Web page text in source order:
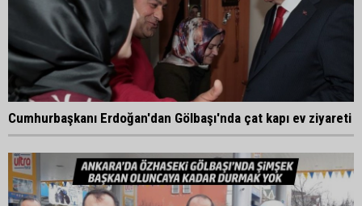
Cumhurbaşkanı Erdoğan'dan Gölbaşı'nda çat kapı ev ziyareti